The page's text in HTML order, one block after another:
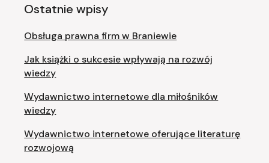
Ostatnie wpisy
Obsługa prawna firm w Braniewie
Jak książki o sukcesie wpływają na rozwój
wiedzy
Wydawnictwo internetowe dla miłośników
wiedzy
Wydawnictwo internetowe oferujące literaturę
rozwojową